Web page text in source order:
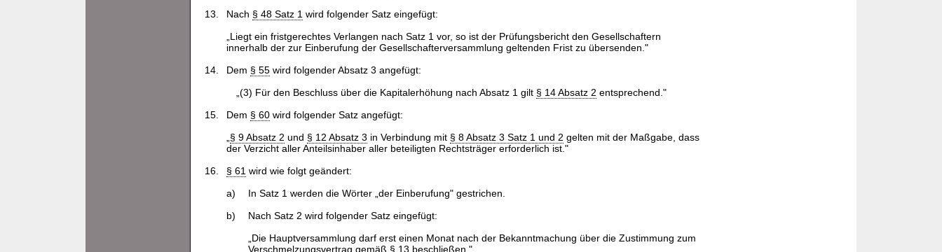
13.
Nach § 48 Satz 1 wird folgender Satz eingefügt:
„Liegt ein fristgerechtes Verlangen nach Satz 1 vor, so ist der Prüfungsbericht den Gesellschaftern
innerhalb der zur Einberufung der Gesellschafterversammlung geltenden Frist zu übersenden."
14.
Dem § 55wird folgender Absatz 3 angefügt:
„(3) Für den Beschluss über die Kapitalerhöhung nach Absatz 1 gilt § 14 Absatz 2 entsprechend."
15.
Dem § 60wird folgender Satz angefügt:
§ 9 Absatz 2 und § 12 Absatz 3 in Verbindung mit § 8 Absatz 3 Satz 1 und 2 gelten mit der Maßgabe, dass
der Verzicht aller Anteilsinhaber aller beteiligten Rechtsträger erforderlich ist."
16.
§ 61 wird wie folgt geändert:
a)
In Satz 1 werden die Wörter „der Einberufung" gestrichen.
b)
Nach Satz 2 wird folgender Satz eingefügt:
„Die Hauptversammlung darf erst einen Monat nach der Bekanntmachung über die Zustimmung zum
Verschmelzungsvertrag gemäß § 13 beschließen."